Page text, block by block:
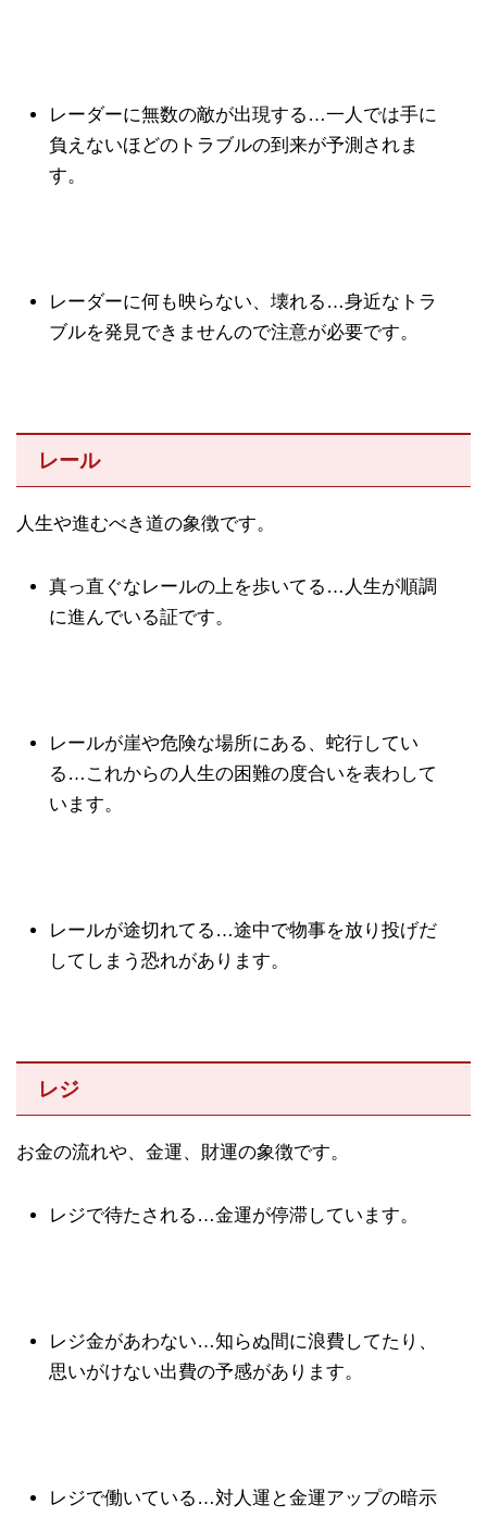
レーダーに無数の敵が出現する…一人では手に
負えないほどのトラブルの到来が予測されま
す。
レーダーに何も映らない、壊れる…身近なトラ
ブルを発見できませんので注意が必要です。
レール
人生や進むべき道の象徴です。
真っ直ぐなレールの上を歩いてる…人生が順調
に進んでいる証です。
レールが崖や危険な場所にある、蛇行してい
る…これからの人生の困難の度合いを表わして
います。
レールが途切れてる…途中で物事を放り投げだ
してしまう恐れがあります。
レジ
お金の流れや、金運、財運の象徴です。
レジで待たされる…金運が停滞しています。
レジ金があわない…知らぬ間に浪費してたり、
思いがけない出費の予感があります。
レジで働いている…対人運と金運アップの暗示